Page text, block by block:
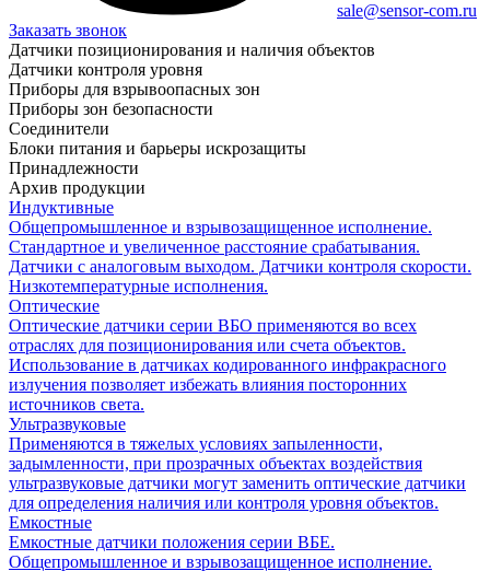
sale@sensor-com.ru
Заказать звонок
Датчики позиционирования и наличия объектов
Датчики контроля уровня
Приборы для взрывоопасных зон
Приборы зон безопасности
Соединители
Блоки питания и барьеры искрозащиты
Принадлежности
Архив продукции
Индуктивные
Общепромышленное и взрывозащищенное исполнение.
Стандартное и увеличенное расстояние срабатывания.
Датчики с аналоговым выходом. Датчики контроля скорости.
Низкотемпературные исполнения.
Оптические
Оптические датчики серии ВБО применяются во всех
отраслях для позиционирования или счета объектов.
Использование в датчиках кодированного инфракрасного
излучения позволяет избежать влияния посторонних
источников света.
Ультразвуковые
Применяются в тяжелых условиях запыленности,
задымленности, при прозрачных объектах воздействия
ультразвуковые датчики могут заменить оптические датчики
для определения наличия или контроля уровня объектов.
Емкостные
Емкостные датчики положения серии ВБЕ.
Общепромышленное и взрывозащищенное исполнение.